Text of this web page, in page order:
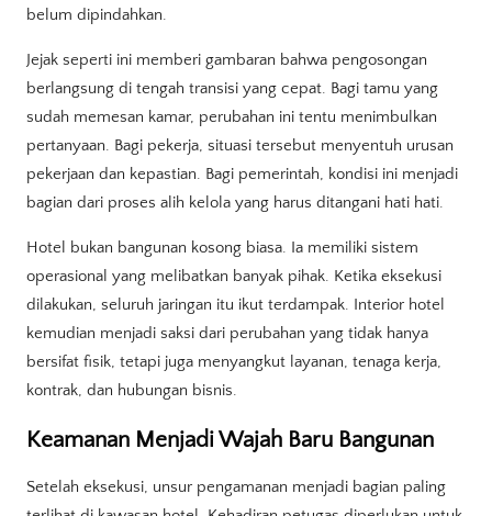
belum dipindahkan.
Jejak seperti ini memberi gambaran bahwa pengosongan
berlangsung di tengah transisi yang cepat. Bagi tamu yang
sudah memesan kamar, perubahan ini tentu menimbulkan
pertanyaan. Bagi pekerja, situasi tersebut menyentuh urusan
pekerjaan dan kepastian. Bagi pemerintah, kondisi ini menjadi
bagian dari proses alih kelola yang harus ditangani hati hati.
Hotel bukan bangunan kosong biasa. Ia memiliki sistem
operasional yang melibatkan banyak pihak. Ketika eksekusi
dilakukan, seluruh jaringan itu ikut terdampak. Interior hotel
kemudian menjadi saksi dari perubahan yang tidak hanya
bersifat fisik, tetapi juga menyangkut layanan, tenaga kerja,
kontrak, dan hubungan bisnis.
Keamanan Menjadi Wajah Baru Bangunan
Setelah eksekusi, unsur pengamanan menjadi bagian paling